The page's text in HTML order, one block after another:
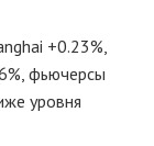
+0.23%,
фьючерсы
уровня